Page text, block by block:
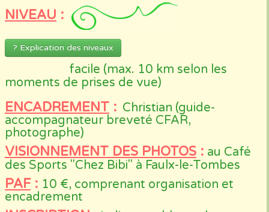
NIVEAU :
? Explication des niveaux
facile (max. 10 km selon les
moments de prises de vue)
ENCADREMENT : Christian (guide-
accompagnateur breveté CFAR,
photographe)
VISIONNEMENT DES PHOTOS : au Café
des Sports "Chez Bibi" à Faulx-le-Tombes
PAF: 10 €, comprenant organisation et
encadrement